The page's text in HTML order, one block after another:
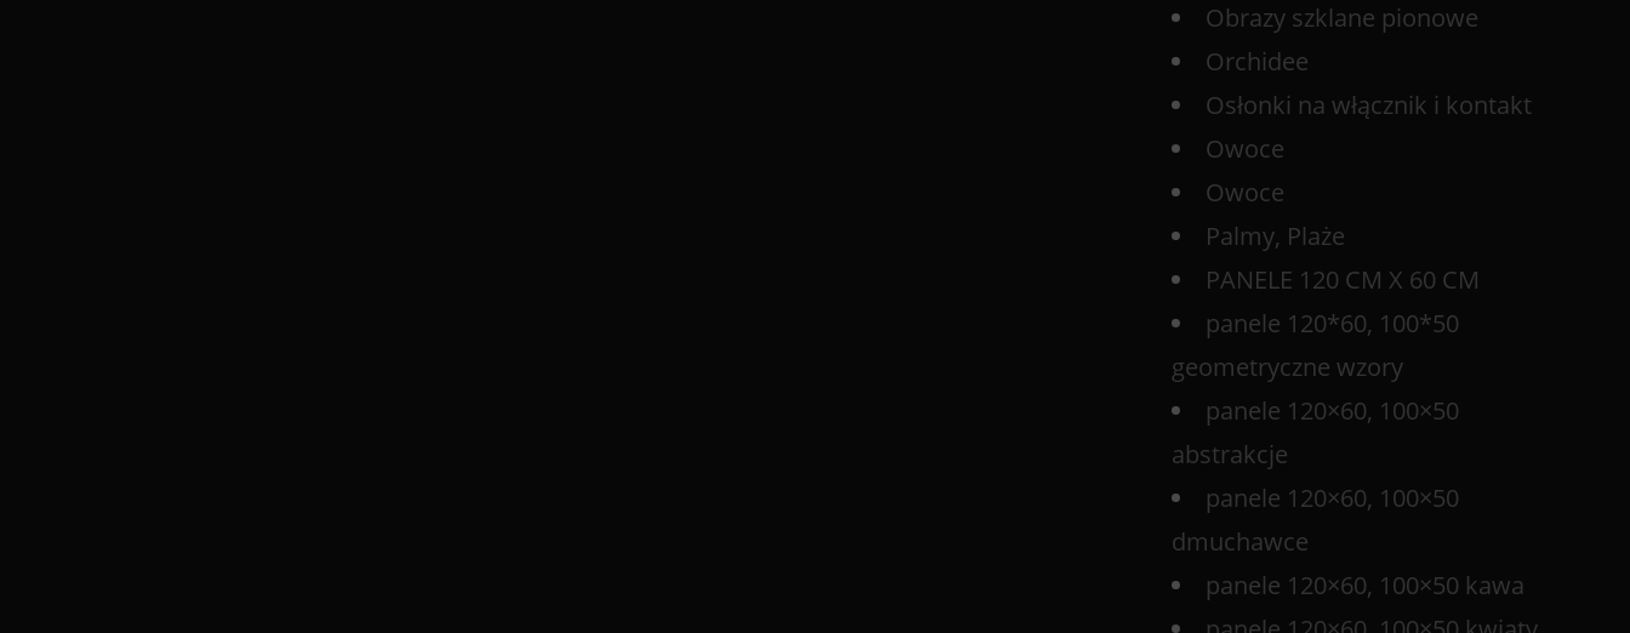
Obrazy szklane pionowe
Orchidee
Osłonki na włącznik i kontakt
Owoce
Owoce
Palmy, Plaże
PANELE 120 CM X 60 CM
panele 120*60, 100*50
geometryczne wzory
panele 120×60, 100×50
abstrakcje
panele 120×60, 100×50
dmuchawce
panele 120×60, 100×50 kawa